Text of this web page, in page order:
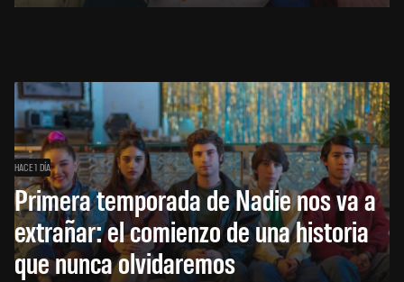
HACE 1 DÍA
Primera temporada de Nadie nos va a
extrañar: el comienzo de una historia
que nunca olvidaremos